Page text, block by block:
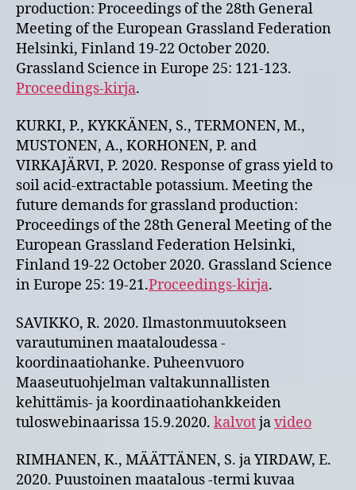
production: Proceedings of the 28th General
Meeting of the European Grassland Federation
Helsinki, Finland 19-22 October 2020.
Grassland Science in Europe 25: 121-123.
Proceedings-kirja.
KURKI, P., KYKKÄNEN, S., TERMONEN, M.,
MUSTONEN, A., KORHONEN, P. and
VIRKAJÄRVI, P. 2020. Response of grass yield to
soil acid-extractable potassium. Meeting the
future demands for grassland production:
Proceedings of the 28th General Meeting of the
European Grassland Federation Helsinki,
Finland 19-22 October 2020. Grassland Science
in Europe 25: 19-21.Proceedings-kirja.
SAVIKKO, R. 2020. Ilmastonmuutokseen
varautuminen maataloudessa -
koordinaatiohanke. Puheenvuoro
Maaseutuohjelman valtakunnallisten
kehittämis- ja koordinaatiohankkeiden
tuloswebinaarissa 15.9.2020. kalvotjavideo
RIMHANEN, K., MÄÄTTÄNEN, S. ja YIRDAW, E.
2020. Puustoinen maatalous -termi kuvaa